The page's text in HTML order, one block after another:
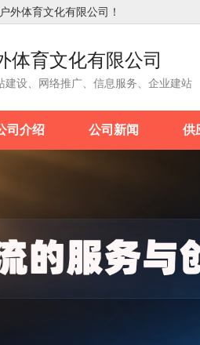
外体育文化有限公司！
体育文化有限公司
建设、网络推广、信息服务、企业建站
司介绍 公司新闻 供